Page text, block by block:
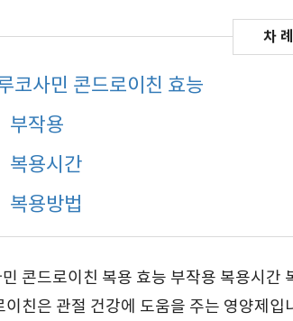
코사민 콘드로이친 효능
부작용
복용시간
복용방법
콘드로이친 복용 효능 부작용 복용시간
이친은 관절 건강에 도움을 주는 영양제입